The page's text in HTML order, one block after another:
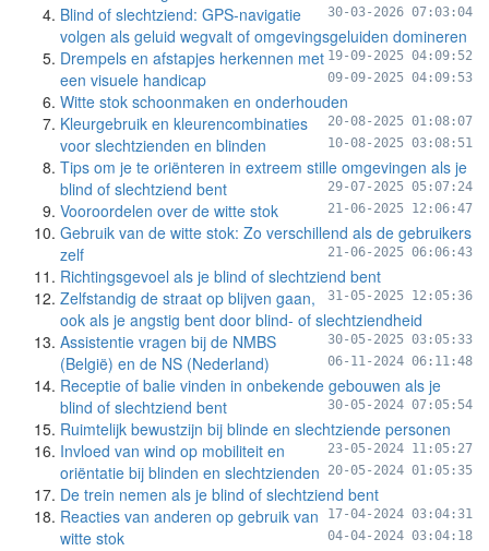
30-03-2026 07:03:04
Blind of slechtziend: GPS-navigatie
volgen als geluid wegvalt of omgevingsgeluiden domineren
19-09-2025 04:09:52
Drempels en afstapjes herkennen met
een visuele handicap
09-09-2025 04:09:53
Witte stok schoonmaken en onderhouden
20-08-2025 01:08:07
Kleurgebruik en kleurencombinaties
voor slechtzienden en blinden
10-08-2025 03:08:51
Tips om je te oriënteren in extreem stille omgevingen als je
blind of slechtziend bent
29-07-2025 05:07:24
Vooroordelen over de witte stok 21-06-2025 12:06:47
Gebruik van de witte stok: Zo verschillend als de gebruikers
zelf
21-06-2025 06:06:43
Richtingsgevoel als je blind of slechtziend bent
31-05-2025 12:05:36
Zelfstandig de straat op blijven gaan,
ook als je angstig bent door blind- of slechtziendheid
30-05-2025 03:05:33
Assistentie vragen bij de NMBS
(België) en de NS (Nederland)
06-11-2024 06:11:48
Receptie of balie vinden in onbekende gebouwen als je
blind of slechtziend bent
30-05-2024 07:05:54
Ruimtelijk bewustzijn bij blinde en slechtziende personen
23-05-2024 11:05:27
Invloed van wind op mobiliteit en
oriëntatie bij blinden en slechtzienden
20-05-2024 01:05:35
De trein nemen als je blind of slechtziend bent
17-04-2024 03:04:31
Reacties van anderen op gebruik van
witte stok
04-04-2024 03:04:18